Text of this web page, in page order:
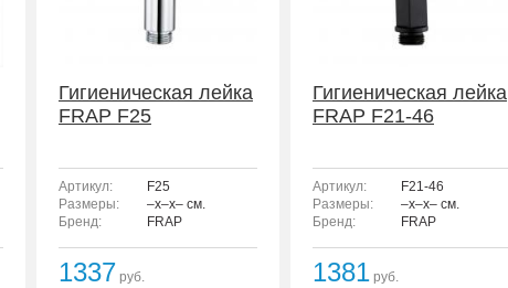
Гигиеническая лейка
FRAP F25
Артикул:
F25
Размеры:
–x–x– см.
Бренд:
FRAP
1337 руб.
Гигиеническая лейка
FRAP F21-46
Артикул:
F21-46
Размеры:
–x–x– см.
Бренд:
FRAP
1381 руб.